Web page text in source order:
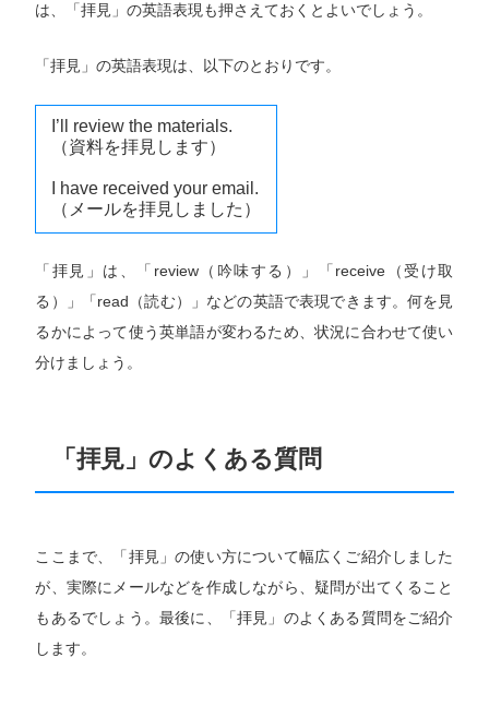
は、「拝見」の英語表現も押さえておくとよいでしょう。
「拝見」の英語表現は、以下のとおりです。
I’ll review the materials.
（資料を拝見します）
I have received your email.
（メールを拝見しました）
「拝見」は、「review（吟味する）」「receive（受け取
る）」「read（読む）」などの英語で表現できます。何を見
るかによって使う英単語が変わるため、状況に合わせて使い
分けましょう。
「拝見」のよくある質問
ここまで、「拝見」の使い方について幅広くご紹介しました
が、実際にメールなどを作成しながら、疑問が出てくること
もあるでしょう。最後に、「拝見」のよくある質問をご紹介
します。